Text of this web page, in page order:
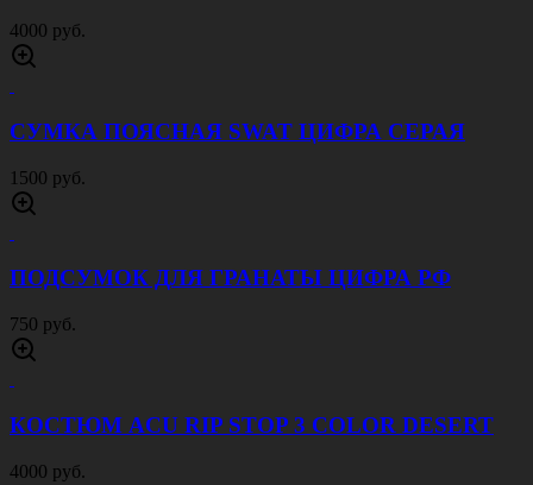
4000 руб.
СУМКА ПОЯСНАЯ SWAT ЦИФРА СЕРАЯ
1500 руб.
ПОДСУМОК ДЛЯ ГРАНАТЫ ЦИФРА РФ
750 руб.
КОСТЮМ ACU RIP STOP 3 COLOR DESERT
4000 руб.